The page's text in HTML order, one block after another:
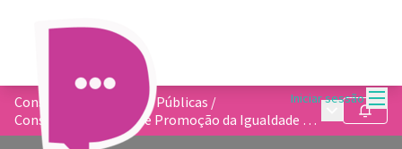
Iniciar sessão
Conselhos de Políticas Públicas /
Conselho Municipal de Promoção da Igualdade Racial
MenuSeguir